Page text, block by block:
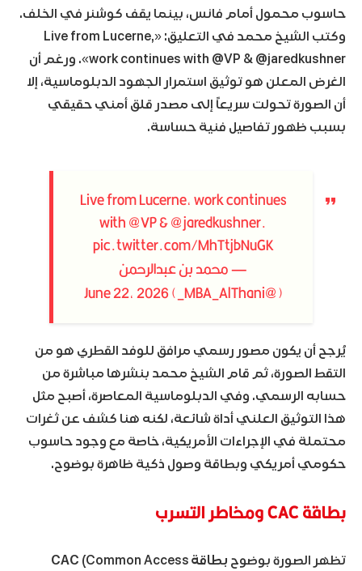
حاسوب محمول أمام فانس، بينما يقف كوشنر في الخلف.
وكتب الشيخ محمد في التعليق: «Live from Lucerne,
work continues with @VP & @jaredkushner». ورغم أن
الغرض المعلن هو توثيق استمرار الجهود الدبلوماسية، إلا
أن الصورة تحولت سريعاً إلى مصدر قلق أمني حقيقي
بسبب ظهور تفاصيل فنية حساسة.
Live from Lucerne, work continues
with@VP&@jaredkushner.
pic.twitter.com/MhTtjbNuGK
— محمد بن عبدالرحمن
(@MBA_AlThani_)
June 22, 2026
يُرجح أن يكون مصور رسمي مرافق للوفد القطري هو من
التقط الصورة، ثم قام الشيخ محمد بنشرها مباشرة من
حسابه الرسمي. وفي الدبلوماسية المعاصرة، أصبح مثل
هذا التوثيق العلني أداة شائعة، لكنه هنا كشف عن ثغرات
محتملة في الإجراءات الأمريكية، خاصة مع وجود حاسوب
حكومي أمريكي وبطاقة وصول ذكية ظاهرة بوضوح.
بطاقة CAC ومخاطر التسرب
تظهر الصورة بوضوح بطاقة CAC (Common Access